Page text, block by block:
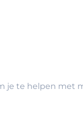
je te helpen